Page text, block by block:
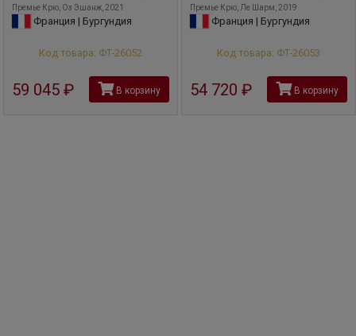
Премье Крю, Оз Эшанж, 2021
Франция | Бургундия
Код товара: ФТ-26052
59 045 руб В корзину
Премье Крю, Ле Шарм, 2019
Франция | Бургундия
Код товара: ФТ-26053
54 720 руб В корзину